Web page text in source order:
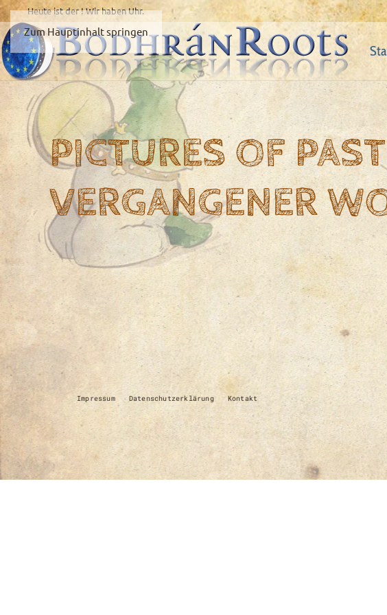
Zum Hauptinhalt springen
Heute ist der! Wir habenUhr.
PICTURES OF
VERGANGENER
Impressum Datenschutzerklärung Kontakt